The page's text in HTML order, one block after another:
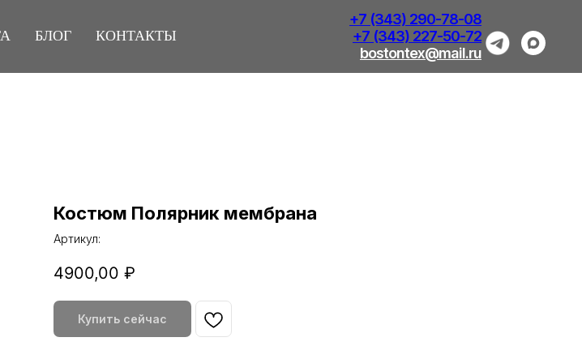
БЛОГ КОНТАКТЫ
+7 (343) 290-78-08
+7 (343) 227-50-72
bostontex@mail.ru
Костюм Полярник мембрана
Артикул:
4900,00 ₽
Купить сейчас